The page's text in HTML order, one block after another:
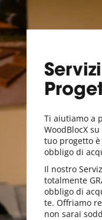
Ti aiutiamo a
WoodBlocX
tuo progetto
obbligo di
Il nostro
totalmente
obbligo di
te. Offriamo
non sarai